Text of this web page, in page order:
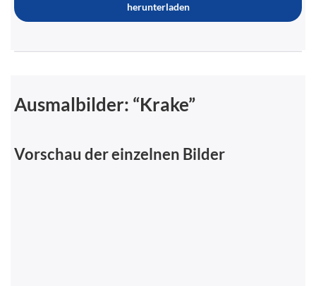
herunterladen
Ausmalbilder: “Krake”
Vorschau der einzelnen Bilder